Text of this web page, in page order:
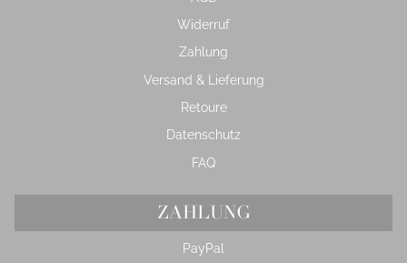
Widerruf
Zahlung
Versand & Lieferung
Retoure
Datenschutz
FAQ
ZAHLUNG
PayPal